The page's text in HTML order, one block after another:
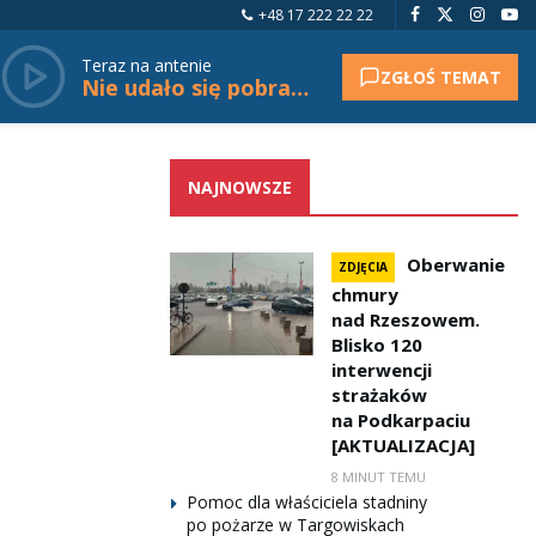
+48 17 222 22 22
Teraz na antenie
Nie udało się pobrać tytułu. ZGŁOŚ TEMAT
NAJNOWSZE
ZDJĘCIA
Oberwanie
chmury
nad Rzeszowem.
Blisko 120
interwencji
strażaków
na Podkarpaciu
[AKTUALIZACJA]
8 MINUT TEMU
Pomoc dla właściciela stadniny
po pożarze w Targowiskach